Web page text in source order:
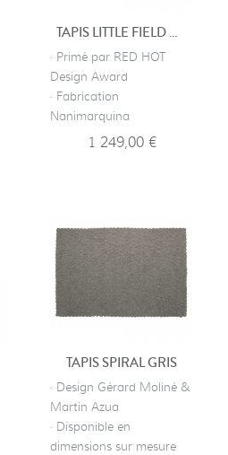
TAPIS LITTLE FIELD OF FLOWERS - ROUGE
· Primé par RED HOT
Design Award
· Fabrication
Nanimarquina
1 249,00 €
TAPIS SPIRAL GRIS
· Design Gérard Moliné &
Martin Azua
· Disponible en
dimensions sur mesure